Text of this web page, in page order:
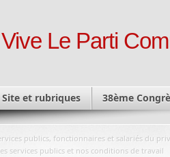
Vive Le Parti
Site et rubriques 38ème
publics, fonctionnaires et salariés du
services publics et nos conditions de travail